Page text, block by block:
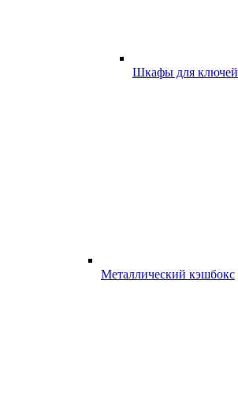
Шкафы для ключей
Металлический кэшбокс